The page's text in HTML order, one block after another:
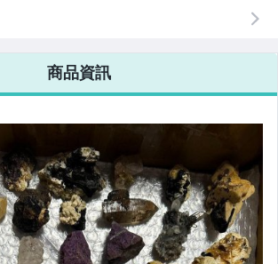
商品資訊